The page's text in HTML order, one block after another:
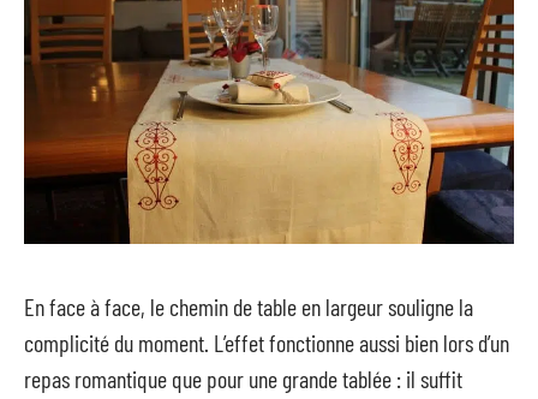
En face à face, le chemin de table en largeur souligne la
complicité du moment. L’effet fonctionne aussi bien lors d’un
repas romantique que pour une grande tablée : il suffit